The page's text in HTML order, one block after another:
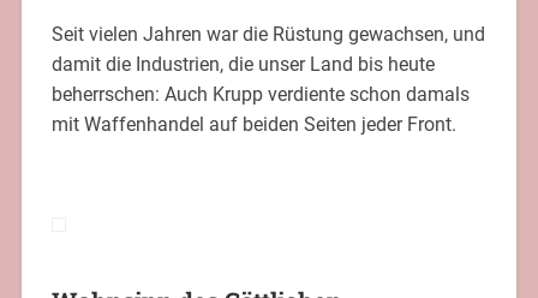
Seit vielen Jahren war die Rüstung gewachsen, und
damit die Industrien, die unser Land bis heute
beherrschen: Auch Krupp verdiente schon damals
mit Waffenhandel auf beiden Seiten jeder Front.